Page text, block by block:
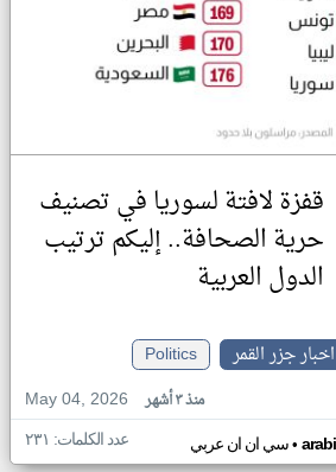
قفزة لافتة لسوريا في تصنيف
حرية الصحافة.. إليكم ترتيب
الدول العربية
اخبار جزر القمر
Politics
May 04, 2026
منذ ٣ أشهر
سي ان ان عربي• عدد الكلمات: ٢٣١